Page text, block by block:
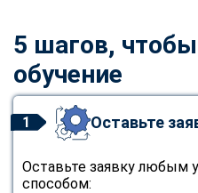
5 шагов,
обучение
1 Оставьте
Оставьте заявку любым
способом: